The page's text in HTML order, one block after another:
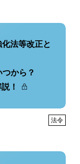
化法等改正と
から？
！
法令